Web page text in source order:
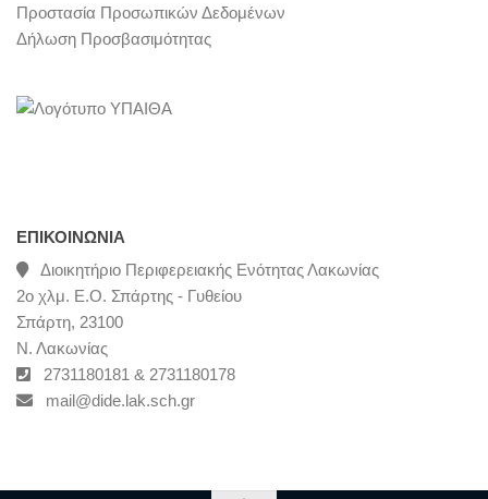
Προστασία Προσωπικών Δεδομένων
Δήλωση Προσβασιμότητας
ΕΠΙΚΟΙΝΩΝΊΑ
Διοικητήριο Περιφερειακής Ενότητας Λακωνίας
2ο χλμ. Ε.Ο. Σπάρτης - Γυθείου
Σπάρτη, 23100
Ν. Λακωνίας
2731180181 & 2731180178
mail@dide.lak.sch.gr